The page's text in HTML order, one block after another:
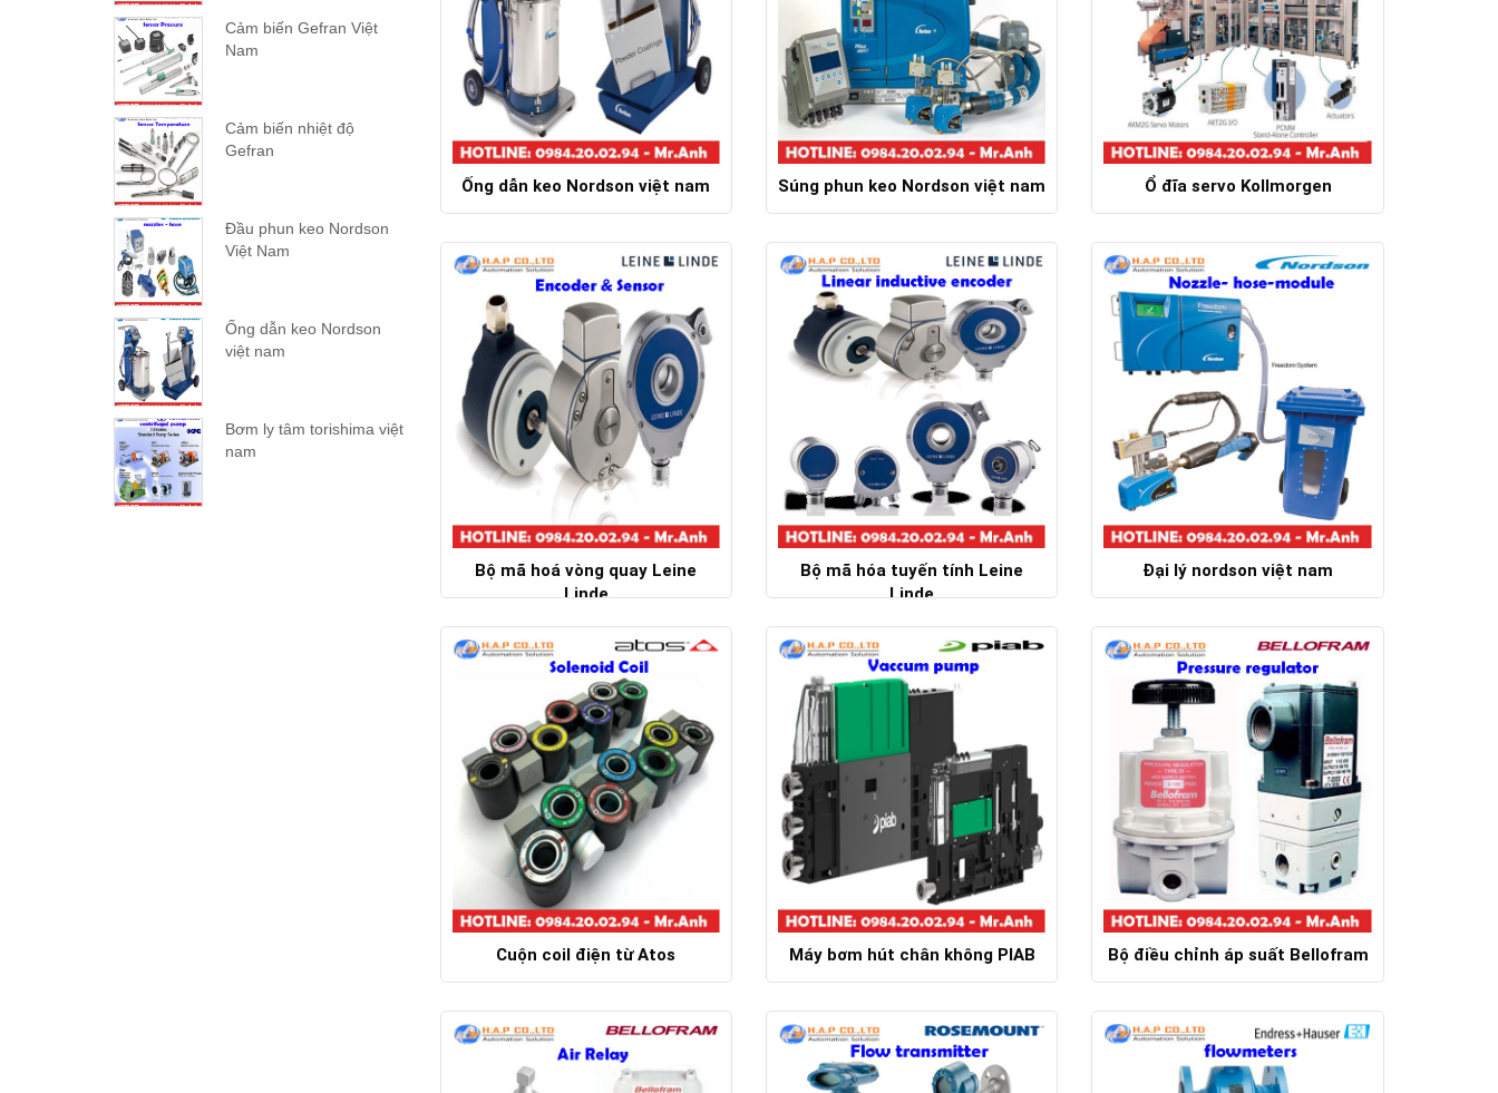
Ống dẫn keo Nordson việt nam Súng phun keo Nordson việt nam Ổ đĩa servo Kollmorgen
Chi tiết
Bộ mã hoá vòng quay Leine
Linde
Bộ mã hóa tuyến tính Leine
Linde
Đại lý nordson việt nam
Chi tiết
Cuộn coil điện từ Atos
Chi tiết
Máy bơm hút chân không PIAB
Chi tiết
Bộ điều chỉnh áp suất Bellofram
Chi tiết
Cảm biến Gefran Việt
Nam
Cảm biến nhiệt độ
Gefran
Đầu phun keo Nordson
Việt Nam
Ống dẫn keo Nordson
việt nam
Bơm ly tâm torishima việt
nam